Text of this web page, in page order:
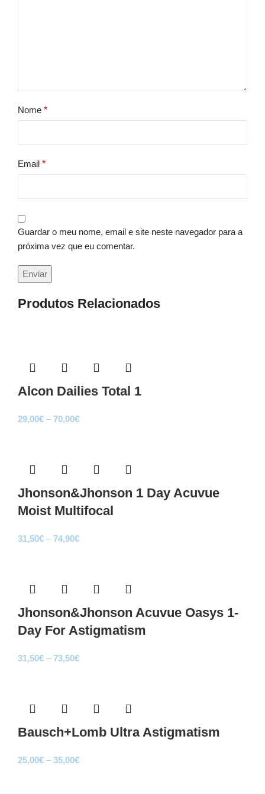
Nome *
Email *
Guardar o meu nome, email e site neste navegador para a
próxima vez que eu comentar.
Produtos Relacionados
Alcon Dailies Total 1
29,00€ – 70,00€Price
70,00€
Jhonson&Jhonson 1 Day Acuvue
Moist Multifocal
31,50€ – 74,90€Price
74,90€
Jhonson&Jhonson Acuvue Oasys 1-
Day For Astigmatism
31,50€ – 73,50€Price
73,50€
Bausch+Lomb Ultra Astigmatism
25,00€ – 35,00€Price